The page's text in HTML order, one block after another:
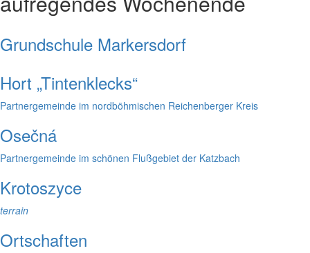
Grundschule Markersdorf
Hort „Tintenklecks“
Partnergemeinde im nordböhmischen Reichenberger Kreis
Osečná
Partnergemeinde im schönen Flußgebiet der Katzbach
Krotoszyce
terrain
Ortschaften